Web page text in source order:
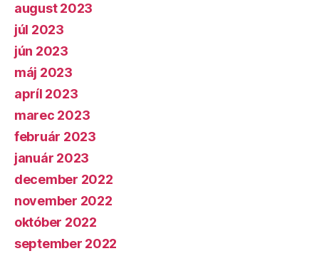
august 2023
júl 2023
jún 2023
máj 2023
apríl 2023
marec 2023
február 2023
január 2023
december 2022
november 2022
október 2022
september 2022